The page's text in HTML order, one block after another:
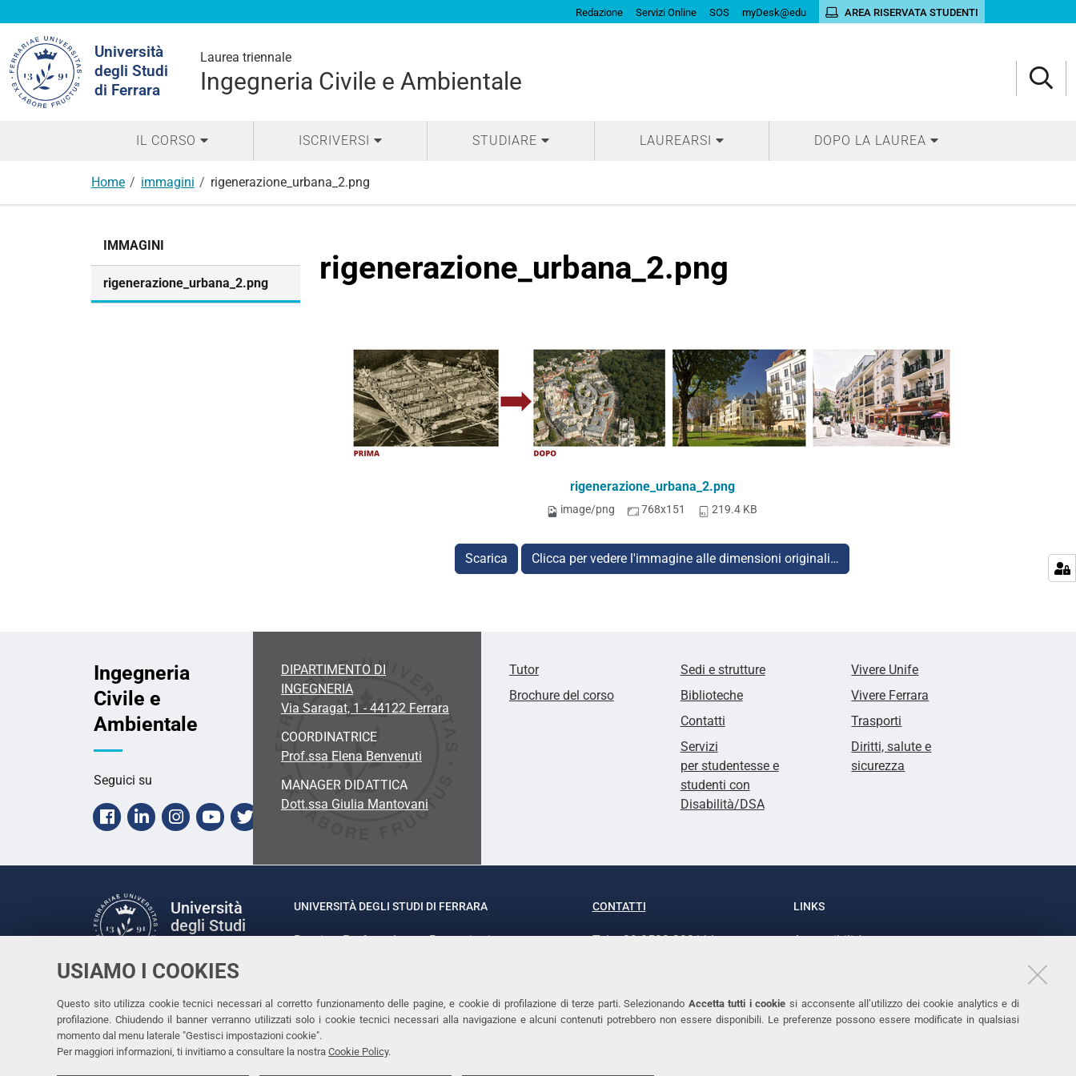
USIAMO I COOKIES
Questo sito utilizza cookie tecnici necessari al corretto funzionamento delle pagine, e cookie di profilazione di terze parti. Selezionando Accetta tutti i cookie si acconsente all’utilizzo dei cookie analytics e di
profilazione. Chiudendo il banner verranno utilizzati solo i cookie tecnici necessari alla navigazione e alcuni contenuti potrebbero non essere disponibili. Le preferenze possono essere modificate in qualsiasi
momento dal menu laterale "Gestisci impostazioni cookie".
Per maggiori informazioni, ti invitiamo a consultare la nostra Cookie Policy.
Redazione Servizi Online SOS myDesk@edu AREA RISERVATA STUDENTI
Università
degli Studi
di Ferrara
Laurea triennale
Ingegneria Civile e Ambientale
nel
sito
IL CORSO ISCRIVERSI STUDIARE LAUREARSI DOPO LA LAUREA
Home immagini rigenerazione_urbana_2.png
rigenerazione_urbana_2.png
rigenerazione_urbana_2.png
image/png 768x151 219.4 KB
Scarica Clicca per vedere l'immagine alle dimensioni originali…
IMMAGINI
rigenerazione_urbana_2.png
Ingegneria
Civile e
Ambientale
Seguici su
Facebook
LinkedinInstagram
Youtube
Twitter
DIPARTIMENTO DI
INGEGNERIA
Via Saragat, 1 - 44122 Ferrara
COORDINATRICE
Prof.ssa Elena Benvenuti
MANAGER DIDATTICA
Dott.ssa Giulia Mantovani
Tutor
Brochure del corso
Sedi e strutture
Biblioteche
Contatti
Servizi
per studentesse e
studenti con
Disabilità/DSA
Vivere Unife
Vivere Ferrara
Trasporti
Diritti, salute e
sicurezza
Università
degli Studi
Facebook
LinkedinInstagram
Youtube
UNIVERSITÀ DEGLI STUDI DI FERRARA
Rettrice: Prof.ssa Laura Ramaciotti
CONTATTI
Tel. +39 0532 293111
LINKS
Accessibilità
Cookies